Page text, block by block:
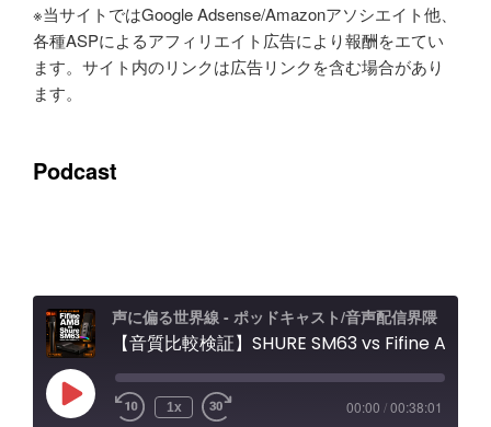
※当サイトではGoogle Adsense/Amazonアソシエイト他、
各種ASPによるアフィリエイト広告により報酬をエてい
ます。サイト内のリンクは広告リンクを含む場合があり
ます。
Podcast
声に偏る世界線 - ポッドキャスト/音声配信界隈
Play
Episode 1x 00:00 /00:38:01